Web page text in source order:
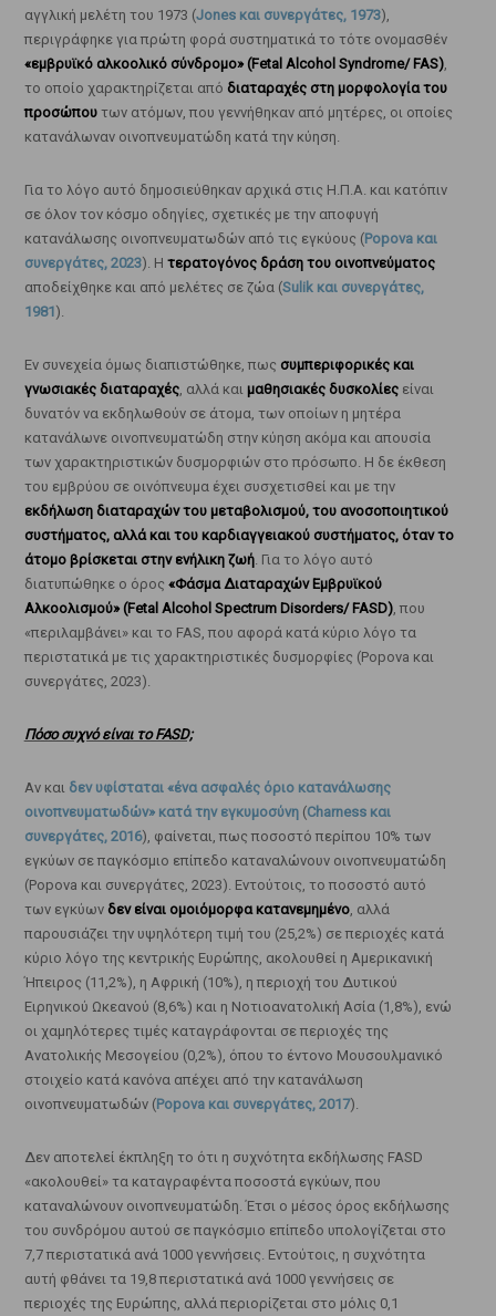
αγγλική μελέτη του 1973 (Jones και συνεργάτες, 1973),
περιγράφηκε για πρώτη φορά συστηματικά το τότε ονομασθέν
«εμβρυϊκό αλκοολικό σύνδρομο» (Fetal Alcohol Syndrome/ FAS),
το οποίο χαρακτηρίζεται από διαταραχές στη μορφολογία του
προσώπουτων ατόμων, που γεννήθηκαν από μητέρες, οι οποίες
κατανάλωναν οινοπνευματώδη κατά την κύηση.
Για το λόγο αυτό δημοσιεύθηκαν αρχικά στις Η.Π.Α. και κατόπιν
σε όλον τον κόσμο οδηγίες, σχετικές με την αποφυγή
κατανάλωσης οινοπνευματωδών από τις εγκύους (Popova και
συνεργάτες, 2023). Η τερατογόνος δράση του οινοπνεύματος
αποδείχθηκε και από μελέτες σε ζώα (Sulik και συνεργάτες,
1981).
Εν συνεχεία όμως διαπιστώθηκε, πως συμπεριφορικές και
γνωσιακές διαταραχές, αλλά και μαθησιακές δυσκολίεςείναι
δυνατόν να εκδηλωθούν σε άτομα, των οποίων η μητέρα
κατανάλωνε οινοπνευματώδη στην κύηση ακόμα και απουσία
των χαρακτηριστικών δυσμορφιών στο πρόσωπο. Η δε έκθεση
του εμβρύου σε οινόπνευμα έχει συσχετισθεί και με την
εκδήλωση διαταραχών του μεταβολισμού, του ανοσοποιητικού
συστήματος, αλλά και του καρδιαγγειακού συστήματος, όταν το
άτομο βρίσκεται στην ενήλικη ζωή. Για το λόγο αυτό
διατυπώθηκε ο όρος «Φάσμα Διαταραχών Εμβρυϊκού
Αλκοολισμού» (Fetal Alcohol Spectrum Disorders/ FASD), που
«περιλαμβάνει» και το FAS, που αφορά κατά κύριο λόγο τα
περιστατικά με τις χαρακτηριστικές δυσμορφίες (Popova και
συνεργάτες, 2023).
Πόσο συχνό είναι το FASD;
Αν και δεν υφίσταται «ένα ασφαλές όριο κατανάλωσης
οινοπνευματωδών» κατά την εγκυμοσύνη(Charness και
συνεργάτες, 2016), φαίνεται, πως ποσοστό περίπου 10% των
εγκύων σε παγκόσμιο επίπεδο καταναλώνουν οινοπνευματώδη
(Popova και συνεργάτες, 2023). Εντούτοις, το ποσοστό αυτό
των εγκύων δεν είναι ομοιόμορφα κατανεμημένο, αλλά
παρουσιάζει την υψηλότερη τιμή του (25,2%) σε περιοχές κατά
κύριο λόγο της κεντρικής Ευρώπης, ακολουθεί η Αμερικανική
Ήπειρος (11,2%), η Αφρική (10%), η περιοχή του Δυτικού
Ειρηνικού Ωκεανού (8,6%) και η Νοτιοανατολική Ασία (1,8%), ενώ
οι χαμηλότερες τιμές καταγράφονται σε περιοχές της
Ανατολικής Μεσογείου (0,2%), όπου το έντονο Μουσουλμανικό
στοιχείο κατά κανόνα απέχει από την κατανάλωση
οινοπνευματωδών (Popova και συνεργάτες, 2017).
Δεν αποτελεί έκπληξη το ότι η συχνότητα εκδήλωσης FASD
«ακολουθεί» τα καταγραφέντα ποσοστά εγκύων, που
καταναλώνουν οινοπνευματώδη. Έτσι ο μέσος όρος εκδήλωσης
του συνδρόμου αυτού σε παγκόσμιο επίπεδο υπολογίζεται στο
7,7 περιστατικά ανά 1000 γεννήσεις. Εντούτοις, η συχνότητα
αυτή φθάνει τα 19,8 περιστατικά ανά 1000 γεννήσεις σε
περιοχές της Ευρώπης, αλλά περιορίζεται στο μόλις 0,1